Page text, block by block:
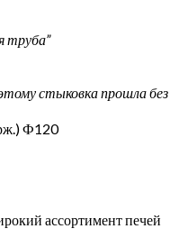
труба”
стыковка прошла без
Ф120
ассортимент печей